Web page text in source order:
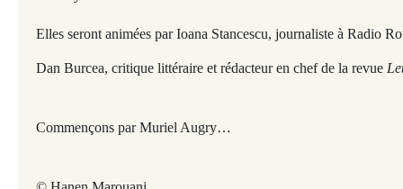
Elles seront animées par Ioana Stancescu, journaliste à Radio
Dan Burcea, critique littéraire et rédacteur en chef de la revue
Commençons par Muriel Augry…